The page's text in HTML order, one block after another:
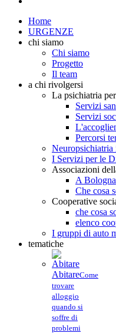
Home
URGENZE
chi siamo
Chi siamo
Progetto
Il team
a chi rivolgersi
La psichiatria
Servizi
Servizi
Percorsi
Neuropsichiatria
I Servizi per le
Associazioni
A Bologna
Che cosa
Cooperative
che cosa
elenco
I gruppi di auto
tematiche
AbitareCome
trovare
alloggio
quando si
soffre di
problemi